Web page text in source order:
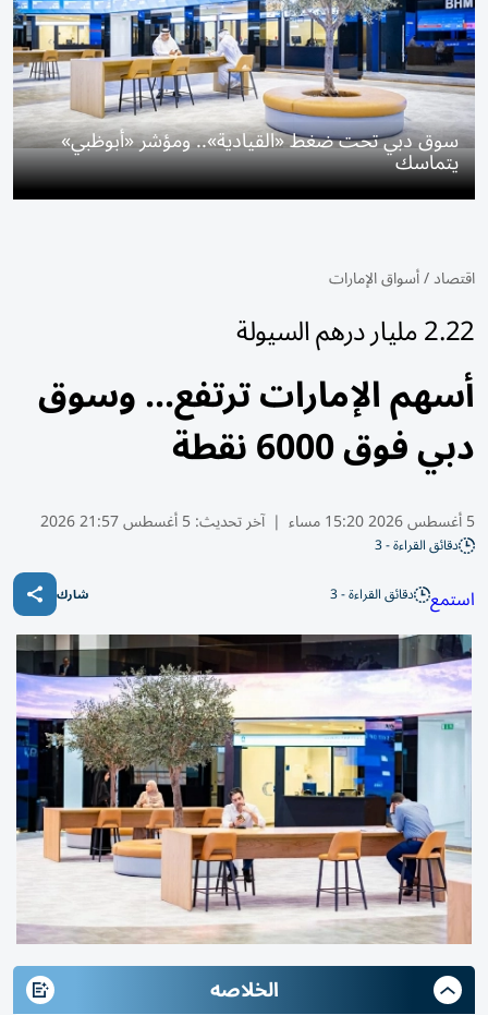
سوق دبي تحت ضغط «القيادية».. ومؤشر «أبوظبي»
يتماسك
اقتصاد/أسواق الإمارات
2.22 مليار درهم السيولة
أسهم الإمارات ترتفع... وسوق
دبي فوق 6000 نقطة
5 أغسطس 2026 15:20 مساء | آخر تحديث:5 أغسطس 21:57 2026
دقائق القراءة - 3
استمع دقائق القراءة - 3 شارك
الخلاصه